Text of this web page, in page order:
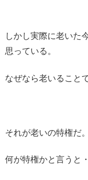
しかし実際に老いた
思っている。
なぜなら老いること
それが老いの特権だ。
何が特権かと言うと